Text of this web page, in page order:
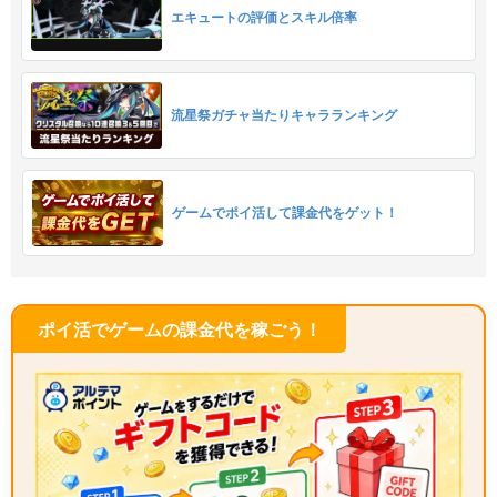
エキュートの評価とスキル倍率
流星祭ガチャ当たりキャラランキング
ゲームでポイ活して課金代をゲット！
ポイ活でゲームの課金代を稼ごう！